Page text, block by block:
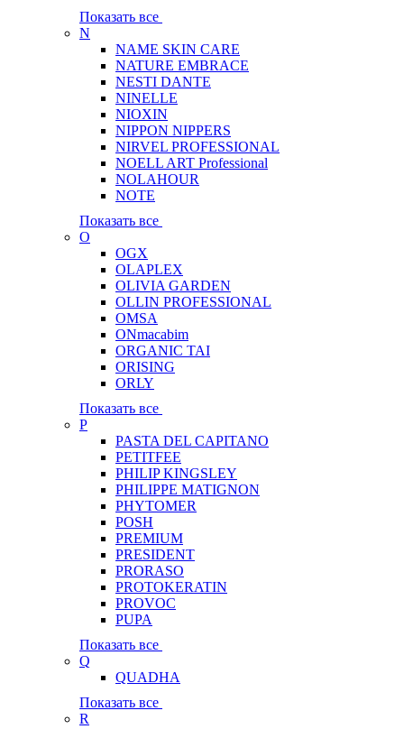
Показать все
N
NAME SKIN CARE
NATURE EMBRACE
NESTI DANTE
NINELLE
NIOXIN
NIPPON NIPPERS
NIRVEL PROFESSIONAL
NOELL ART Professional
NOLAHOUR
NOTE
Показать все
O
OGX
OLAPLEX
OLIVIA GARDEN
OLLIN PROFESSIONAL
OMSA
ONmacabim
ORGANIC TAI
ORISING
ORLY
Показать все
P
PASTA DEL CAPITANO
PETITFEE
PHILIP KINGSLEY
PHILIPPE MATIGNON
PHYTOMER
POSH
PREMIUM
PRESIDENT
PRORASO
PROTOKERATIN
PROVOC
PUPA
Показать все
Q
QUADHA
Показать все
R